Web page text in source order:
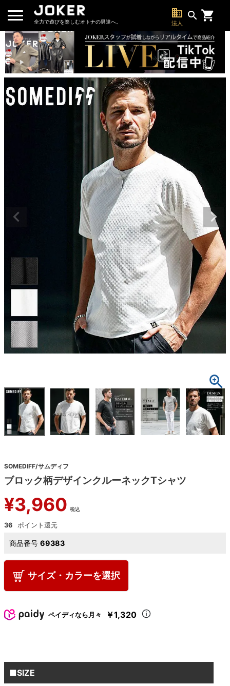
全力で遊びを楽しむオトナの男達へ。
business
法人
search
SOMEDIFF/サムディフ
ブロック柄デザインクルーネックTシャツ
¥3,960 税込
36
商品番号 69383
サイズ・カラーを選択
ペイディなら月々 ￥1,320
■SIZE